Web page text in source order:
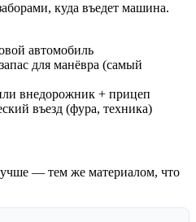
куда въедет машина.
автомобиль
для манёвра (самый
внедорожник + прицеп
въезд (фура, техника)
— тем же материалом, что